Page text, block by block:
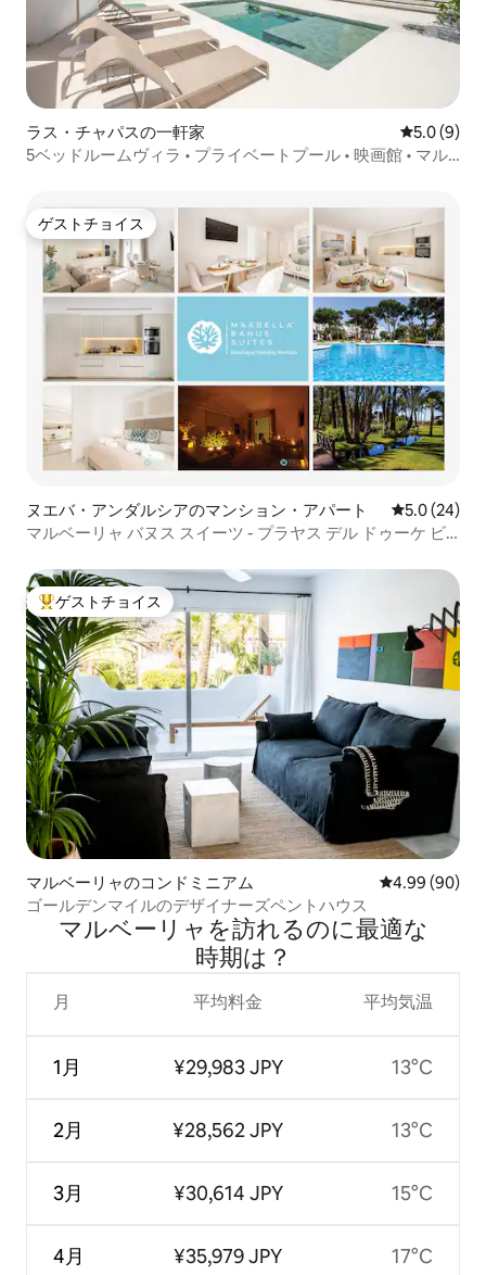
ラス・チャパスの一軒家 レビュー9
5.0 (9)
5ベッドルームヴィラ • プライベートプール • 映画館 • マル
ゲストチョイス
ゲストチョイス
ヌエバ・アンダルシアのマンション・アパート レビュー24
5.0 (24)
マルベーリャ バヌス スイーツ - プラヤス デル ドゥーケ ビ
大好評のゲストチョイスです。
ゲストチョイス
マルベーリャのコンドミニアム レビュー90件
4.99 (90)
ゴールデンマイルのデザイナーズペントハウス
マルベーリャを訪⁠れ⁠るの⁠に最⁠適⁠な
時⁠期⁠は⁠？
月
1月
2月
3月
4月
平均料金
¥29,983 JPY
¥28,562 JPY
¥30,614 JPY
¥35,979 JPY
平均気温
13°C
13°C
15°C
17°C